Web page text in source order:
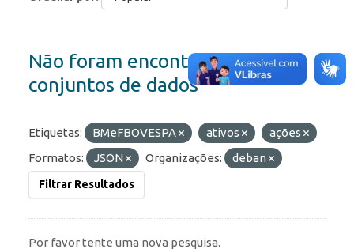
Não foram encontrados
conjuntos de dados
Etiquetas: BMeFBOVESPA ativos
ações
Formatos:
JSON Organizações: deban
Filtrar Resultados
Por favor tente uma nova pesquisa.